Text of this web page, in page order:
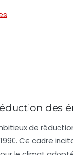
des
de
Ce cadre